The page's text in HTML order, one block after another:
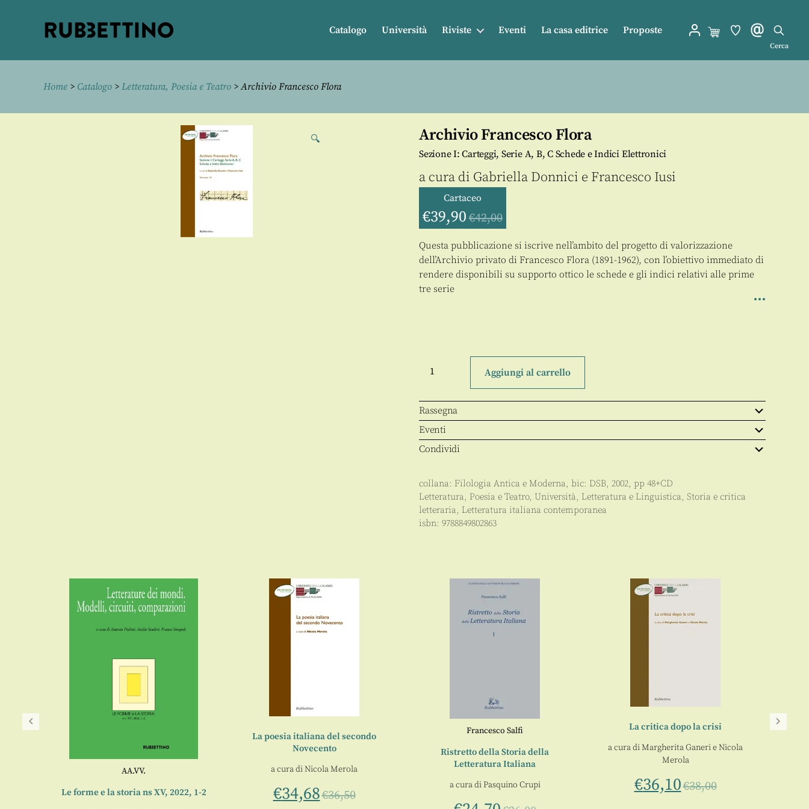
Catalogo Università Riviste Eventi La casa editrice Proposte
Cerca
Home > Catalogo > Letteratura, Poesia e Teatro > Archivio Francesco Flora
🔍 Archivio Francesco Flora
Sezione I: Carteggi, Serie A, B, C Schede e Indici Elettronici
a cura di Gabriella Donnici e Francesco Iusi
Cartaceo
€39,90 €42,00
Questa pubblicazione si iscrive nell’ambito del progetto di valorizzazione
dell’Archivio privato di Francesco Flora (1891-1962), con l’obiettivo immediato di
rendere disponibili su supporto ottico le schede e gli indici relativi alle prime
tre serie
Francesco
Aggiungi al carrello
Rassegna
Eventi
Condividi
collana: Filologia Antica e Moderna, bic: DSB, 2002, pp 48+CD
Letteratura, Poesia e Teatro, Università, Letteratura e Linguistica, Storia e critica
letteraria, Letteratura italiana contemporanea
isbn: 9788849802863
AA.VV.
Le forme e la storia ns XV, 2022, 1-2
La poesia italiana del secondo
Novecento
a cura diNicola Merola
€34,68€36,50
Francesco Salfi
Ristretto della Storia della
Letteratura Italiana
a cura diPasquino Crupi
La critica dopo la crisi
a cura diMargherita GanerieNicola
Merola
€36,10€38,00